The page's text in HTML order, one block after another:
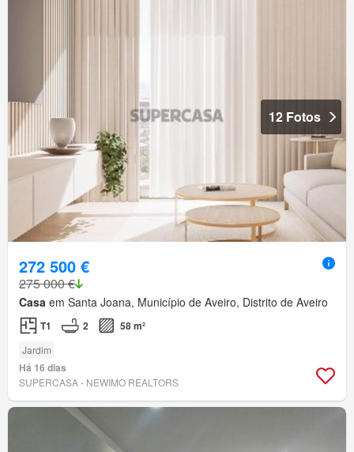
12 Fotos
272 500 €
275 000 €
Casa em Santa Joana, Município de Aveiro, Distrito de Aveiro
T1 2 58 m²
Jardim
Há 16 dias
SUPERCASA - NEWIMO REALTORS